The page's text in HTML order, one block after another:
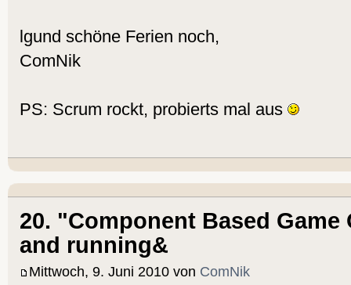
lgund schöne Ferien noch,
ComNik
PS: Scrum rockt, probierts mal aus
20. "Component Based Game
and running&
Mittwoch, 9. Juni 2010 von ComNik